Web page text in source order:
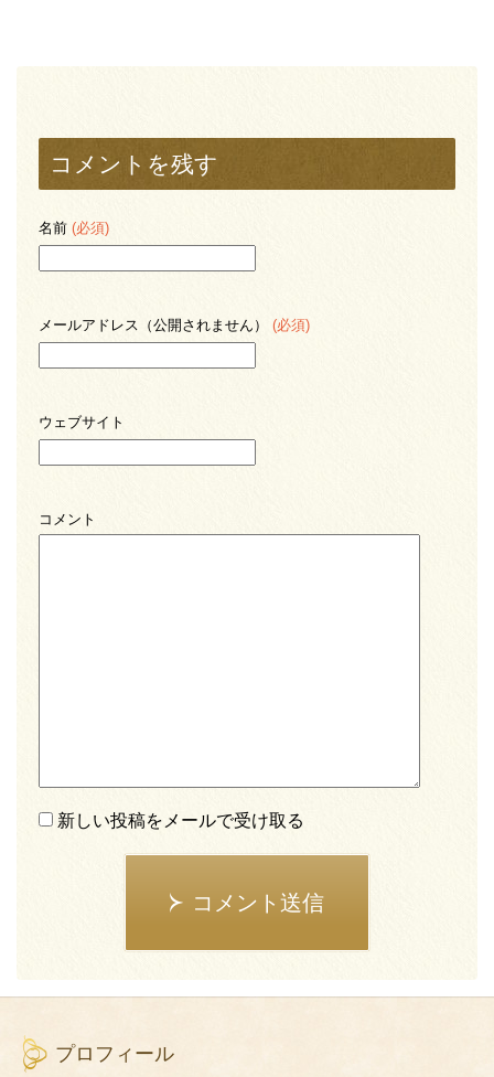
コメントを残す
名前 (必須)
メールアドレス（公開されません） (必須)
ウェブサイト
コメント
新しい投稿をメールで受け取る
コメント送信
プロフィール